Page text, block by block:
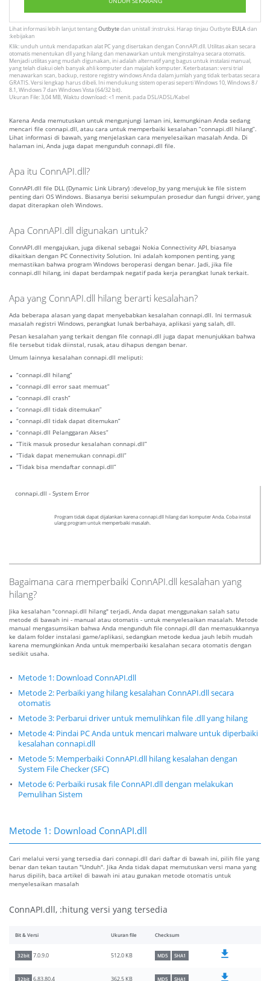
Lihat informasi lebih lanjut tentangOutbytedan unistall :instruksi. Harap tinjau Outbyte EULAdan
:kebijakan
Klik: unduh untuk mendapatkan alat PC yang disertakan dengan ConnAPI.dll. Utilitas akan secara
otomatis menentukan dll yang hilang dan menawarkan untuk menginstalnya secara otomatis.
Menjadi utilitas yang mudah digunakan, ini adalah alternatif yang bagus untuk instalasi manual,
yang telah diakui oleh banyak ahli komputer dan majalah komputer. Keterbatasan: versi trial
menawarkan scan, backup, restore registry windows Anda dalam jumlah yang tidak terbatas secara
GRATIS. Versi lengkap harus dibeli. Ini mendukung sistem operasi seperti Windows 10, Windows 8 /
8.1, Windows 7 dan Windows Vista (64/32 bit).
Ukuran File: 3,04 MB, Waktu download: <1 menit. pada DSL/ADSL/Kabel
Karena Anda memutuskan untuk mengunjungi laman ini, kemungkinan Anda sedang
mencari file connapi.dll, atau cara untuk memperbaiki kesalahan “connapi.dll hilang”.
Lihat informasi di bawah, yang menjelaskan cara menyelesaikan masalah Anda. Di
halaman ini, Anda juga dapat mengunduh connapi.dll file.
Apa itu ConnAPI.dll?
ConnAPI.dll file DLL (Dynamic Link Library) :develop_by yang merujuk ke file sistem
penting dari OS Windows. Biasanya berisi sekumpulan prosedur dan fungsi driver, yang
dapat diterapkan oleh Windows.
Apa ConnAPI.dll digunakan untuk?
ConnAPI.dll mengajukan, juga dikenal sebagai Nokia Connectivity API, biasanya
dikaitkan dengan PC Connectivity Solution. Ini adalah komponen penting, yang
memastikan bahwa program Windows beroperasi dengan benar. Jadi, jika file
connapi.dll hilang, ini dapat berdampak negatif pada kerja perangkat lunak terkait.
Apa yang ConnAPI.dll hilang berarti kesalahan?
Ada beberapa alasan yang dapat menyebabkan kesalahan connapi.dll. Ini termasuk
masalah registri Windows, perangkat lunak berbahaya, aplikasi yang salah, dll.
Pesan kesalahan yang terkait dengan file connapi.dll juga dapat menunjukkan bahwa
file tersebut tidak diinstal, rusak, atau dihapus dengan benar.
Umum lainnya kesalahan connapi.dll meliputi:
“connapi.dll hilang”
“connapi.dll error saat memuat”
“connapi.dll crash”
“connapi.dll tidak ditemukan”
“connapi.dll tidak dapat ditemukan”
“connapi.dll Pelanggaran Akses”
“Titik masuk prosedur kesalahan connapi.dll”
“Tidak dapat menemukan connapi.dll”
“Tidak bisa mendaftar connapi.dll”
connapi.dll - System Error
Program tidak dapat dijalankan karena connapi.dll hilang dari komputer Anda. Coba instal
ulang program untuk memperbaiki masalah.
Bagaimana cara memperbaiki ConnAPI.dll kesalahan yang
hilang?
Jika kesalahan "connapi.dll hilang" terjadi, Anda dapat menggunakan salah satu
metode di bawah ini - manual atau otomatis - untuk menyelesaikan masalah. Metode
manual mengasumsikan bahwa Anda mengunduh file connapi.dll dan memasukkannya
ke dalam folder instalasi game/aplikasi, sedangkan metode kedua jauh lebih mudah
karena memungkinkan Anda untuk memperbaiki kesalahan secara otomatis dengan
sedikit usaha.
Metode 1: Download ConnAPI.dll
Metode 2: Perbaiki yang hilang kesalahan ConnAPI.dll secara
otomatis
Metode 3: Perbarui driver untuk memulihkan file .dll yang hilang
Metode 4: Pindai PC Anda untuk mencari malware untuk diperbaiki
kesalahan connapi.dll
Metode 5: Memperbaiki ConnAPI.dll hilang kesalahan dengan
System File Checker (SFC)
Metode 6: Perbaiki rusak file ConnAPI.dll dengan melakukan
Pemulihan Sistem
Metode 1: Download ConnAPI.dll
Cari melalui versi yang tersedia dari connapi.dll dari daftar di bawah ini, pilih file yang
benar dan tekan tautan "Unduh". Jika Anda tidak dapat memutuskan versi mana yang
harus dipilih, baca artikel di bawah ini atau gunakan metode otomatis untuk
menyelesaikan masalah
ConnAPI.dll, :hitung versi yang tersedia
Bit & Versi Ukuran file Checksum
32bit 7.0.9.0 512.0 KB MD5 SHA1
32bit 6.83.80.4 362.5 KB MD5 SHA1